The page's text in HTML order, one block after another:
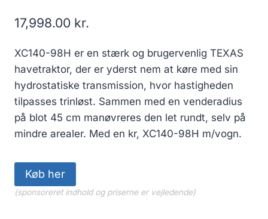
17,998.00 kr.
XC140-98H er en stærk og brugervenlig TEXAS
havetraktor, der er yderst nem at køre med sin
hydrostatiske transmission, hvor hastigheden
tilpasses trinløst. Sammen med en venderadius
på blot 45 cm manøvreres den let rundt, selv på
mindre arealer. Med en kr, XC140-98H m/vogn.
Køb her
(sponsoreret indhold og priserne er vejledende)